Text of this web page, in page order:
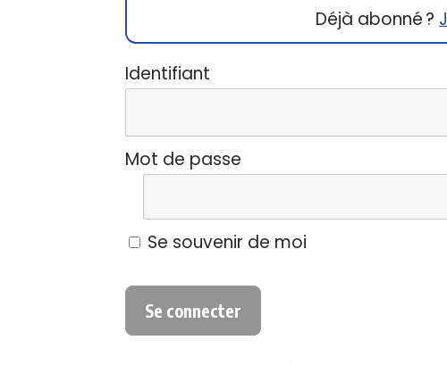
Déjà abonné ?
Identifiant
Mot de passe
Se souvenir de moi